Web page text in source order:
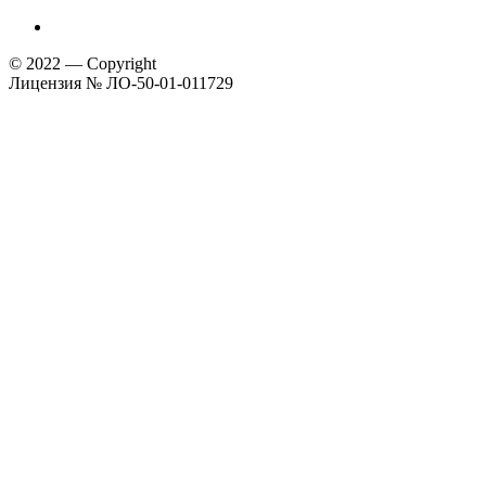
© 2022 — Copyright
Лицензия № ЛО-50-01-011729